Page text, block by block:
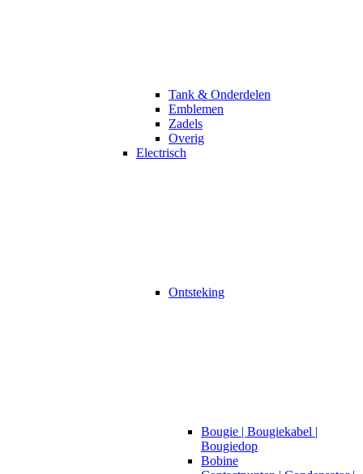
Tank & Onderdelen
Emblemen
Zadels
Overig
Electrisch
Ontsteking
Bougie | Bougiekabel |
Bougiedop
Bobine